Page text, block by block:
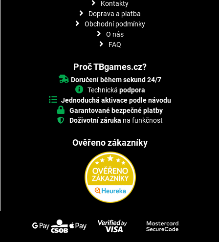
Kontakty
Doprava a platba
Obchodní podmínky
O nás
FAQ
Proč TBgames.cz?
Doručení během sekund 24/7
Technická podpora
Jednoduchá aktivace podle návodu
Garantované bezpečné platby
Doživotní záruka na funkčnost
Ověřeno zákazníky